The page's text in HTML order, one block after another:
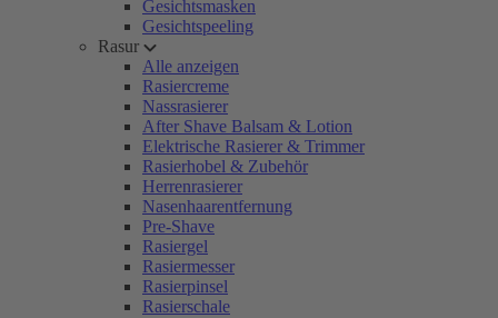
Gesichtsmasken
Gesichtspeeling
Rasur
Alle anzeigen
Rasiercreme
Nassrasierer
After Shave Balsam & Lotion
Elektrische Rasierer & Trimmer
Rasierhobel & Zubehör
Herrenrasierer
Nasenhaarentfernung
Pre-Shave
Rasiergel
Rasiermesser
Rasierpinsel
Rasierschale